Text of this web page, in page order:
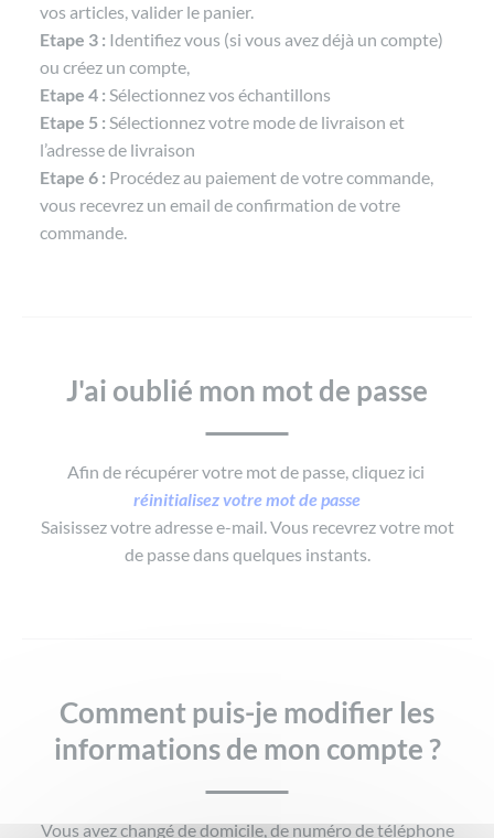
vos articles, valider le panier.
Etape 3 : Identifiez vous (si vous avez déjà un compte)
ou créez un compte,
Etape 4 : Sélectionnez vos échantillons
Etape 5 : Sélectionnez votre mode de livraison et
l’adresse de livraison
Etape 6 : Procédez au paiement de votre commande,
vous recevrez un email de confirmation de votre
commande.
J'ai oublié mon mot de passe
Afin de récupérer votre mot de passe, cliquez ici
réinitialisez votre mot de passe
Saisissez votre adresse e-mail. Vous recevrez votre mot
de passe dans quelques instants.
Comment puis-je modifier les
informations de mon compte ?
Vous avez changé de domicile, de numéro de téléphone